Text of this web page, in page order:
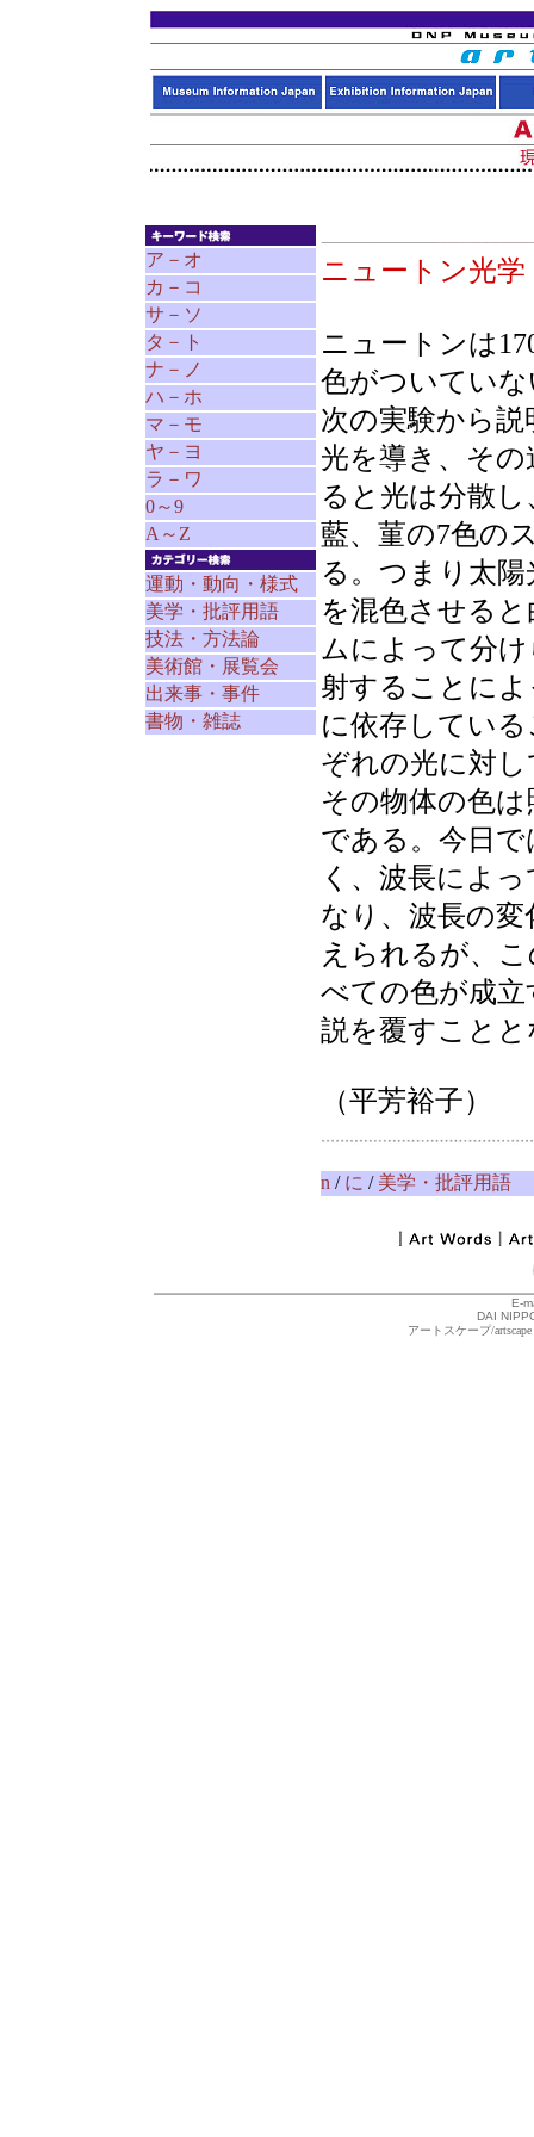
ア－オ
カ－コ
サ－ソ
タ－ト
ナ－ノ
ハ－ホ
マ－モ
ヤ－ヨ
ラ－ワ
0～9
A～Z
運動・動向・様式
美学・批評用語
技法・方法論
美術館・展覧会
出来事・事件
書物・雑誌
ニュートン光
ニュートンは
色がついてい
次の実験から
光を導き、そ
ると光は分散
藍、菫の7色の
る。つまり太
を混色させる
ムによって分
射することに
に依存してい
ぞれの光に対
その物体の色
である。今日
く、波長によ
なり、波長の
えられるが、
べての色が成
説を覆すこと
（平芳裕子）
n / に / 美学・批評用語
E-
DAI
アートスケープ/